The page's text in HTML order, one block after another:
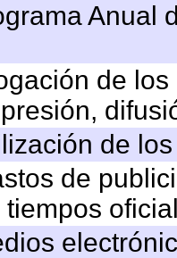
Anual
de
de
de